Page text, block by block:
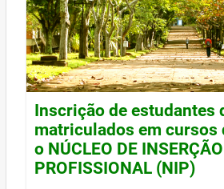
Inscrição de estudantes
matriculados em cursos
o NÚCLEO DE INSERÇÃO
PROFISSIONAL (NIP)